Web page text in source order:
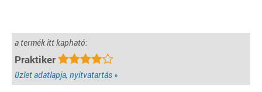
a termék itt kapható:
Praktiker
üzlet adatlapja, nyitvatartás »